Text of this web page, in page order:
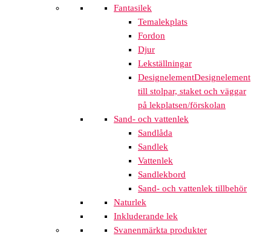
Fantasilek
Temalekplats
Fordon
Djur
Lekställningar
DesignelementDesignelement
till stolpar, staket och väggar
på lekplatsen/förskolan
Sand- och vattenlek
Sandlåda
Sandlek
Vattenlek
Sandlekbord
Sand- och vattenlek tillbehör
Naturlek
Inkluderande lek
Svanenmärkta produkter